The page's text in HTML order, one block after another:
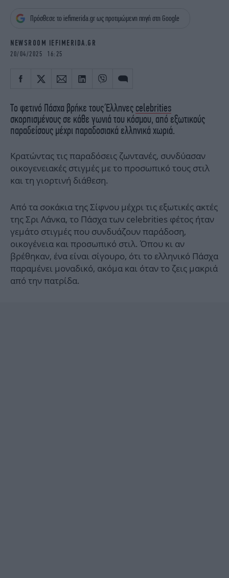
OSCARS
THE OCEAN
Πρόσθεσε το iefimerida.gr ως προτιμώμενη πηγή στη Google
NEWSROOM IEFIMERIDA.GR
20/04/2025 16:25
Το φετινό Πάσχα βρήκε τους Έλληνες celebrities
σκορπισμένους σε κάθε γωνιά του κόσμου, από εξωτικούς
παραδείσους μέχρι παραδοσιακά ελληνικά χωριά.
Κρατώντας τις παραδόσεις ζωντανές, συνδύασαν
οικογενειακές στιγμές με το προσωπικό τους στιλ
και τη γιορτινή διάθεση.
Από τα σοκάκια της Σίφνου μέχρι τις εξωτικές ακτές
της Σρι Λάνκα, το Πάσχα των celebrities φέτος ήταν
γεμάτο στιγμές που συνδυάζουν παράδοση,
οικογένεια και προσωπικό στιλ. Όπου κι αν
βρέθηκαν, ένα είναι σίγουρο, ότι το ελληνικό Πάσχα
παραμένει μοναδικό, ακόμα και όταν το ζεις μακριά
από την πατρίδα.